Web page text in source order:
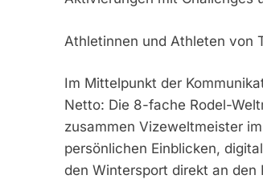
Athletinnen und Athleten von
Im Mittelpunkt der
Netto: Die 8-fache Rodel-
zusammen Vizeweltmeister
persönlichen Einblicken,
den Wintersport direkt an den